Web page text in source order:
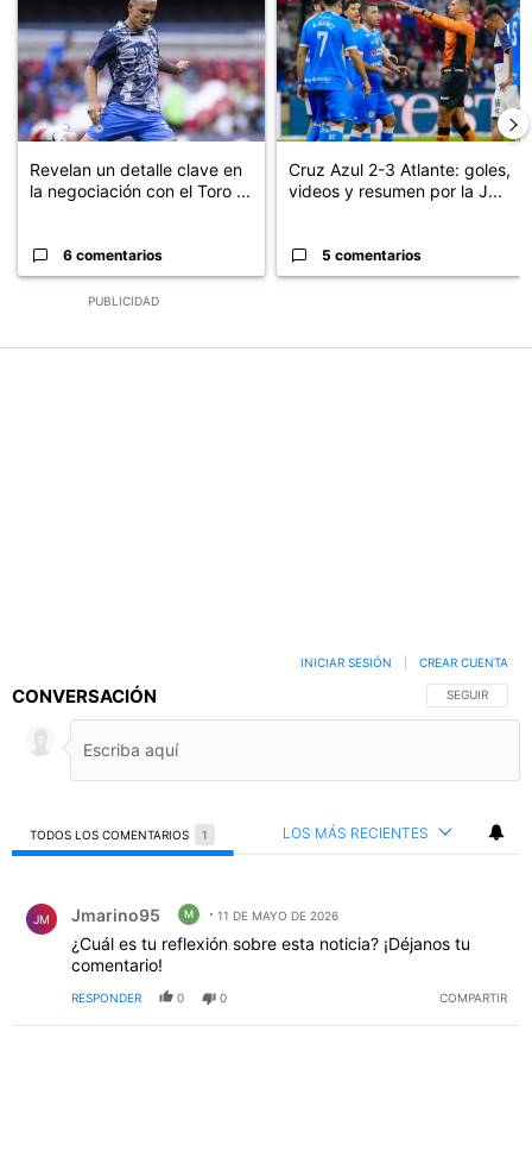
PUBLICIDAD
Revelan un detalle clave en
la negociación con el Toro ...
6 comentarios
Cruz Azul 2-3 Atlante: goles,
videos y resumen por la J...
5 comentarios
CONVERSACIÓN SIGA ESTA
SEGUIR
INICIAR SESIÓN CREAR CUENTA
TODOS LOS COMENTARIOS 1 LOS MÁS RECIENTES
JM Jmarino95 M 11 DE MAYO DE 2026
¿Cuál es tu reflexión sobre esta noticia? ¡Déjanos tu
comentario!
RESPONDER 0 0 COMPARTIR